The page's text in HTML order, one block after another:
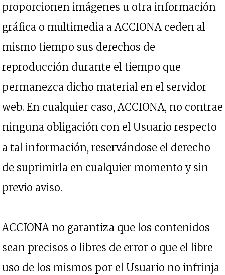
proporcionen imágenes u otra información
gráfica o multimedia a ACCIONA ceden al
mismo tiempo sus derechos de
reproducción durante el tiempo que
permanezca dicho material en el servidor
web. En cualquier caso, ACCIONA, no contrae
ninguna obligación con el Usuario respecto
a tal información, reservándose el derecho
de suprimirla en cualquier momento y sin
previo aviso.
ACCIONA no garantiza que los contenidos
sean precisos o libres de error o que el libre
uso de los mismos por el Usuario no infrinja